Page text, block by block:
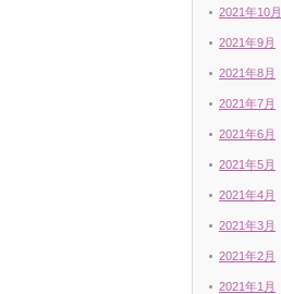
2021年10月
2021年9月
2021年8月
2021年7月
2021年6月
2021年5月
2021年4月
2021年3月
2021年2月
2021年1月